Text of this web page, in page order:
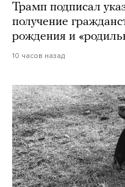
Трамп подписал
получение
рождения и
10 часов назад